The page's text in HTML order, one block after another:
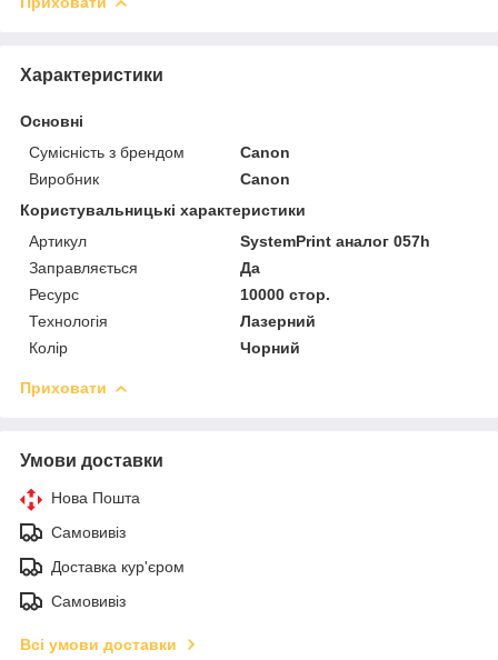
Характеристики
Основні
Сумісність з брендом
Canon
Виробник
Canon
Користувальницькі характеристики
Артикул
SystemPrint аналог 057h
Заправляється
Да
Ресурс
10000 стор.
Технологія
Лазерний
Колір
Чорний
Приховати
Умови доставки
Нова Пошта
Самовивіз
Доставка кур'єром
Самовивіз
Всі умови доставки